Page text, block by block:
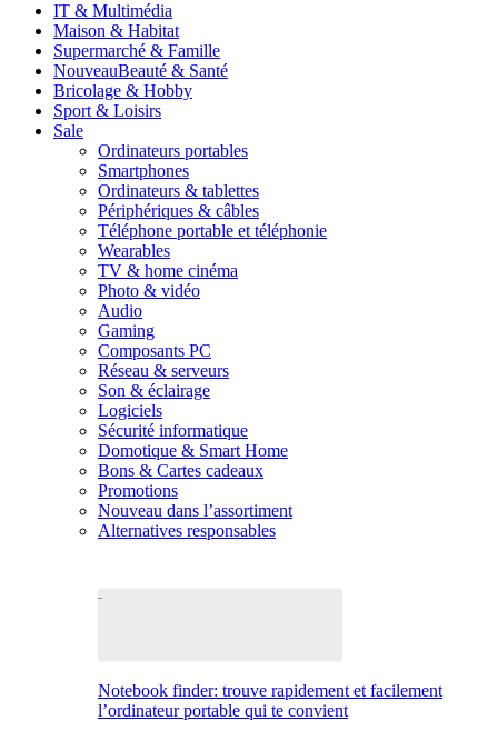
IT & Multimédia
Maison & Habitat
Supermarché & Famille
NouveauBeauté & Santé
Bricolage & Hobby
Sport & Loisirs
Sale
Ordinateurs portables
Smartphones
Ordinateurs & tablettes
Périphériques & câbles
Téléphone portable et téléphonie
Wearables
TV & home cinéma
Photo & vidéo
Audio
Gaming
Composants PC
Réseau & serveurs
Son & éclairage
Logiciels
Sécurité informatique
Domotique & Smart Home
Bons & Cartes cadeaux
Promotions
Nouveau dans l’assortiment
Alternatives responsables
Notebook finder: trouve rapidement et facilement
l’ordinateur portable qui te convient